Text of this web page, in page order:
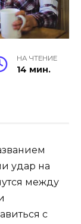
НА ЧТЕНИЕ
14 мин.
удар на
между
с